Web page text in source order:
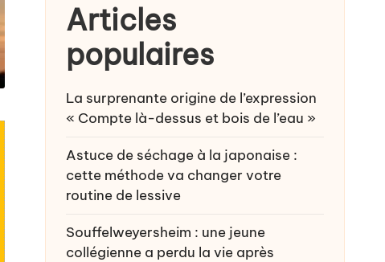
Articles
populaires
La surprenante origine de l’expression
« Compte là-dessus et bois de l’eau »
Astuce de séchage à la japonaise :
cette méthode va changer votre
routine de lessive
Souffelweyersheim : une jeune
collégienne a perdu la vie après